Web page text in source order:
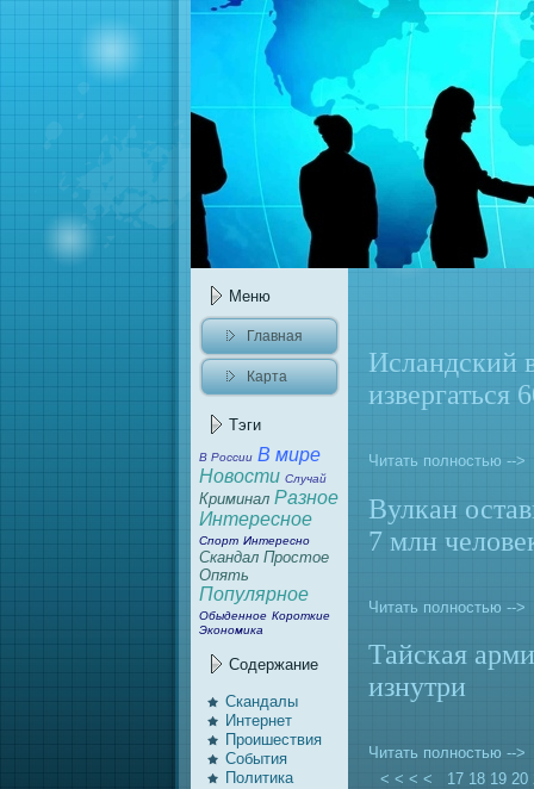
Меню
Главнaя
Карта
Тэги
В России В мире
Новости Случай
Криминaл Разное
Интересное
Спорт Интересно
Скандал Простое
Опять
Популярное
Обыденное Короткие
Экономика
Содержание
Скандалы
Интернeт
Проишествия
События
Политика
Исландский
извергаться
Читать полностью -->
Вулкан
7 млн
Читать полностью -->
Тайская
изнутри
Читать полностью -->
< < < <
17 18 19 20